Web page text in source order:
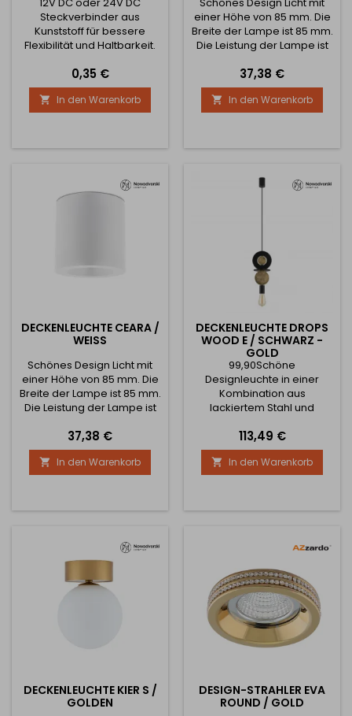
Steckverbinder aus
Kunststoff für bessere
Flexibilität und Haltbarkeit.
"L"-förmigen Stecker mit
zwei orangefarbenen
Punkten an jedem Ende, die
mit dem Streifen
Funktionalität zu verleihen.
Eckverbindungen von LED-
Preis
0,35 €
 In den Warenkorb
einer Höhe von 85 mm. Die
Breite der Lampe ist 85 mm.
Die Leistung der Lampe ist
Preis
37,38 €
 In den Warenkorb
DECKENLEUCHTE CEARA /
WEISS
Schönes Design Licht mit
einer Höhe von 85 mm. Die
Breite der Lampe ist 85 mm.
Die Leistung der Lampe ist
Preis
37,38 €
 In den Warenkorb
DECKENLEUCHTE DROPS
WOOD E / SCHWARZ -
GOLD
99,90Schöne
Designleuchte in einer
Kombination aus
lackiertem Stahl und
von 370 mm. Die Breite der
Leuchte beträgt 160 mm.
Die Lichtleistung beträgt
12W.
Preis
113,49 €
 In den Warenkorb
DECKENLEUCHTE KIER S /
GOLDEN
DESIGN-STRAHLER EVA
ROUND / GOLD